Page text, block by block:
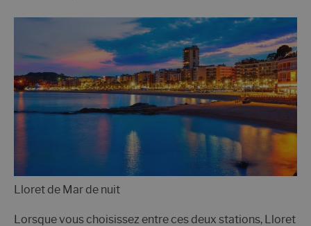
Lloret de Mar de nuit
Lorsque vous choisissez entre ces deux stations, Lloret